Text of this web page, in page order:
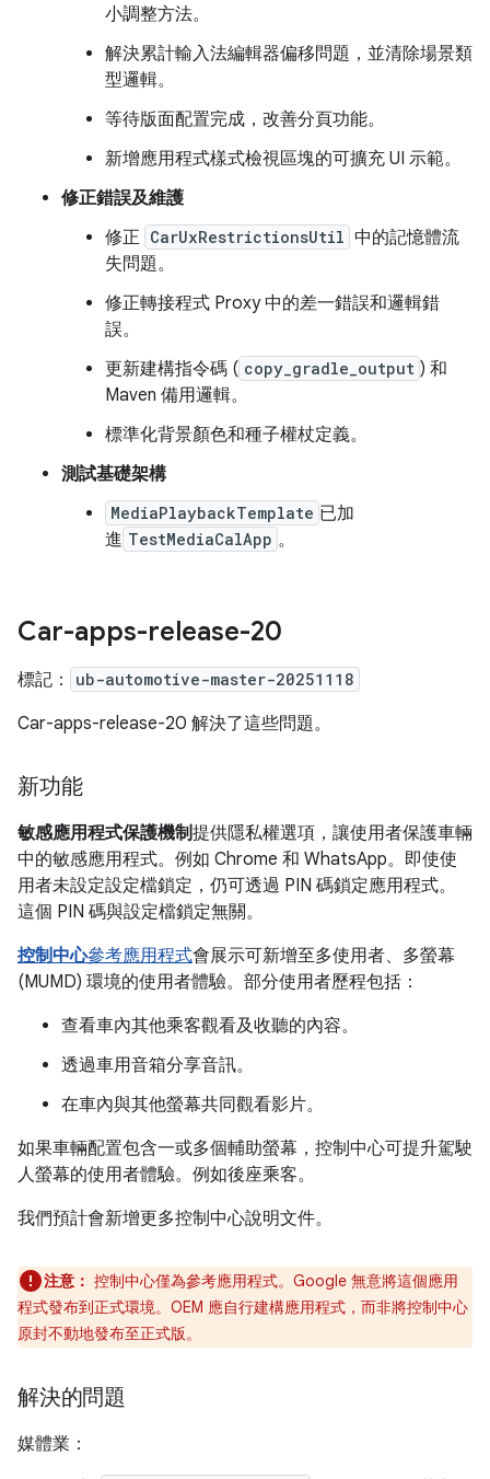
小調整方法。
解決累計輸入法編輯器偏移問題，並清除場景類
型邏輯。
等待版面配置完成，改善分頁功能。
新增應用程式樣式檢視區塊的可擴充 UI 示範。
修正錯誤及維護
修正 CarUxRestrictionsUtil 中的記憶體流
失問題。
修正轉接程式 Proxy 中的差一錯誤和邏輯錯
誤。
更新建構指令碼 ( copy_gradle_output ) 和
Maven 備用邏輯。
標準化背景顏色和種子權杖定義。
測試基礎架構
MediaPlaybackTemplate 已加
進 TestMediaCalApp 。
Car-apps-release-20
標記： ub-automotive-master-20251118
Car-apps-release-20 解決了這些問題。
新功能
敏感應用程式保護機制提供隱私權選項，讓使用者保護車輛
中的敏感應用程式。例如 Chrome 和 WhatsApp。即使使
用者未設定設定檔鎖定，仍可透過 PIN 碼鎖定應用程式。
這個 PIN 碼與設定檔鎖定無關。
控制中心參考應用程式會展示可新增至多使用者、多螢幕
(MUMD) 環境的使用者體驗。部分使用者歷程包括：
查看車內其他乘客觀看及收聽的內容。
透過車用音箱分享音訊。
在車內與其他螢幕共同觀看影片。
如果車輛配置包含一或多個輔助螢幕，控制中心可提升駕駛
人螢幕的使用者體驗。例如後座乘客。
我們預計會新增更多控制中心說明文件。
注意： 控制中心僅為參考應用程式。Google 無意將這個應用
程式發布到正式環境。OEM 應自行建構應用程式，而非將控制中心
原封不動地發布至正式版。
解決的問題
媒體業：